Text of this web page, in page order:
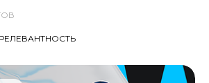
с трудоустройством